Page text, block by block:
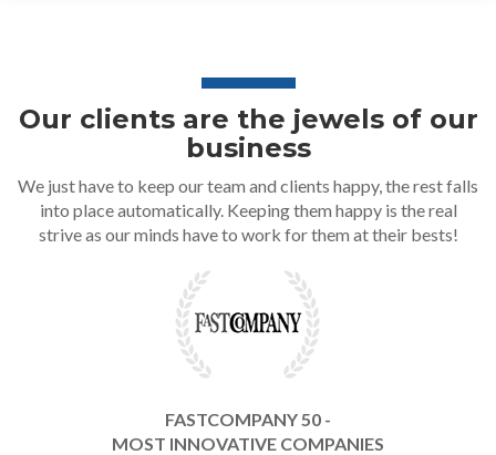
Our clients are the jewels of our
business
We just have to keep our team and clients happy, the rest falls
into place automatically. Keeping them happy is the real
strive as our minds have to work for them at their bests!
FASTCOMPANY 50 -
MOST INNOVATIVE COMPANIES